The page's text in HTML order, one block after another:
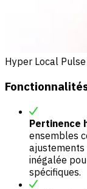
Hyper Local
Pertinence
ensembles
ajustements
inégalée
spécifiques.